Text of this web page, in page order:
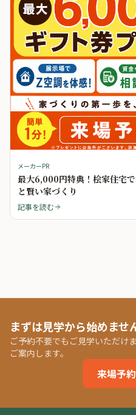
メーカーPR
最大6,000円特典！桧家住宅で
と賢い家づくり
記事を読む
まずは見学から始めませ
ご予約不要でもご見学いただけ
ご案内します。
来場予